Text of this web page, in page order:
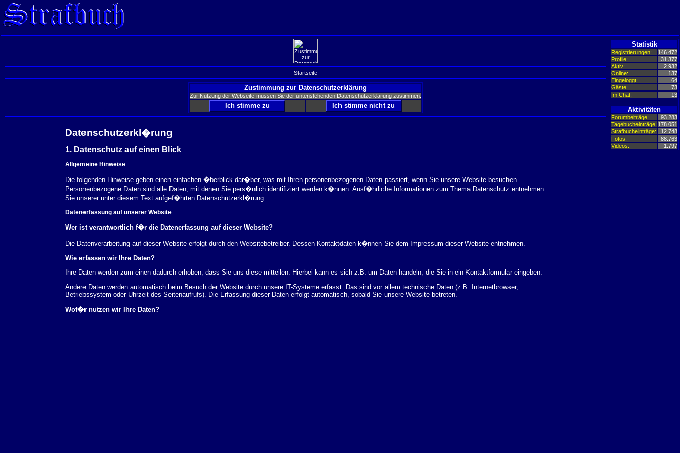
Startseite
Zustimmung zur Datenschutzerklärung
Zur Nutzung der Webseite müssen Sie der untenstehenden Datenschutzerklärung zustimmen.
Datenschutzerkl�rung
1. Datenschutz auf einen Blick
Allgemeine Hinweise
Die folgenden Hinweise geben einen einfachen �berblick dar�ber, was mit Ihren personenbezogenen Daten passiert, wenn Sie unsere Website besuchen.
Personenbezogene Daten sind alle Daten, mit denen Sie pers�nlich identifiziert werden k�nnen. Ausf�hrliche Informationen zum Thema Datenschutz entnehmen
Sie unserer unter diesem Text aufgef�hrten Datenschutzerkl�rung.
Datenerfassung auf unserer Website
Wer ist verantwortlich f�r die Datenerfassung auf dieser Website?
Die Datenverarbeitung auf dieser Website erfolgt durch den Websitebetreiber. Dessen Kontaktdaten k�nnen Sie dem Impressum dieser Website entnehmen.
Wie erfassen wir Ihre Daten?
Ihre Daten werden zum einen dadurch erhoben, dass Sie uns diese mitteilen. Hierbei kann es sich z.B. um Daten handeln, die Sie in ein Kontaktformular eingeben.
Andere Daten werden automatisch beim Besuch der Website durch unsere IT-Systeme erfasst. Das sind vor allem technische Daten (z.B. Internetbrowser,
Betriebssystem oder Uhrzeit des Seitenaufrufs). Die Erfassung dieser Daten erfolgt automatisch, sobald Sie unsere Website betreten.
Wof�r nutzen wir Ihre Daten?
Statistik
Registrierungen:
146.472
Profile:
31.377
Aktiv:
2.932
Online:
137
Eingeloggt:
64
Gäste:
73
Im Chat:
13
Aktivitäten
Forumbeiträge:
93.283
Tagebucheinträge: 178.051
Strafbucheinträge:
12.748
Fotos:
88.763
Videos:
1.797